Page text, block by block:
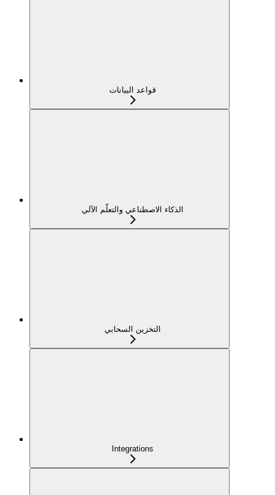
قواعد البيانات
الذكاء الاصطناعي والتعلّم الآلي
التخزين السحابي
Integrations